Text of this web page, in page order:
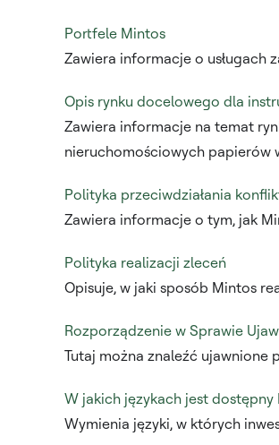
Portfele Mintos
Zawiera informacje o usługach
Opis rynku docelowego dla
Zawiera informacje na temat
nieruchomościowych papierów
Polityka przeciwdziałania
Zawiera informacje o tym, jak
Polityka realizacji zleceń
Opisuje, w jaki sposób Mintos
Rozporządzenie w Sprawie
Tutaj można znaleźć ujawnione
W jakich językach jest dostępny
Wymienia języki, w których